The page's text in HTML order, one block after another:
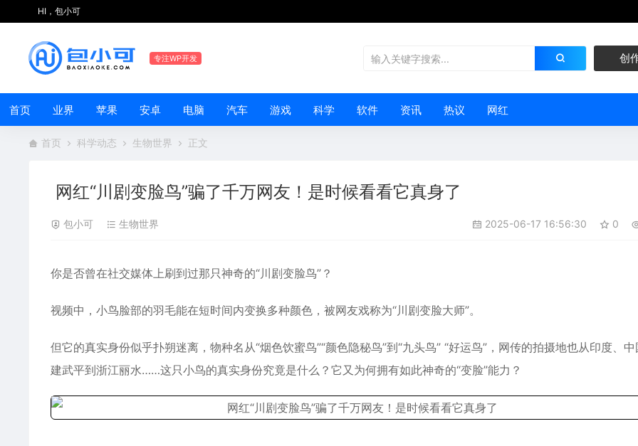
HI，包小可
专注WP开发 创
首页 业界 苹果 安卓 电脑 汽车 游戏 科学 软件 资讯 热议 网红
首页 科学动态 生物世界 正文
网红“川剧变脸鸟”骗了千万网友！是时候看看它真身了
包小可 生物世界 2025-06-17 16:56:30 0
你是否曾在社交媒体上刷到过那只神奇的“川剧变脸鸟”？
视频中，小鸟脸部的羽毛能在短时间内变换多种颜色，被网友戏称为“川剧变脸大师”。
但它的真实身份似乎扑朔迷离，物种名从“烟色饮蜜鸟”“颜色隐秘鸟”到“九头鸟” “好运鸟”，网传的拍摄地也从印度、中
建武平到浙江丽水……这只小鸟的真实身份究竟是什么？它又为何拥有如此神奇的“变脸”能力？